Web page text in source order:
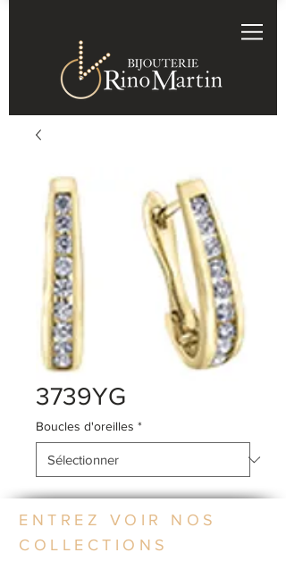
3739YG
Boucles d'oreilles *
ENTREZ VOIR NOS
COLLECTIONS